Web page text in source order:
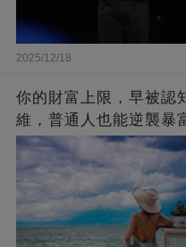
2025/12/18
你的財富上限，早被認
維，普通人也能逆襲暴